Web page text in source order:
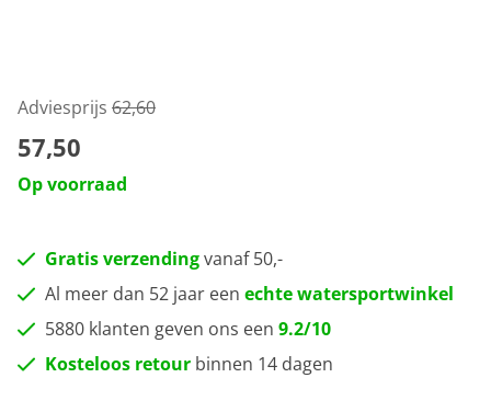
Adviesprijs 62,60
57,50
Op voorraad
Gratis verzendingvanaf 50,-
Al meer dan 52 jaar een echte watersportwinkel
5880 klanten geven ons een 9.2/10
Kosteloos retour binnen 14 dagen